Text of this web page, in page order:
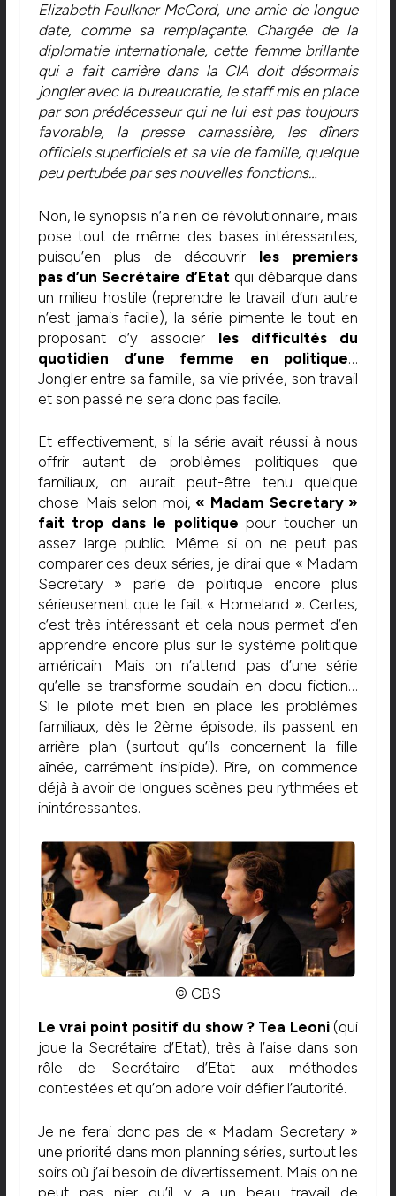
Elizabeth Faulkner McCord, une amie de longue
date, comme sa remplaçante. Chargée de la
diplomatie internationale, cette femme brillante
qui a fait carrière dans la CIA doit désormais
jongler avec la bureaucratie, le staff mis en place
par son prédécesseur qui ne lui est pas toujours
favorable, la presse carnassière, les dîners
officiels superficiels et sa vie de famille, quelque
peu pertubée par ses nouvelles fonctions…
Non, le synopsis n’a rien de révolutionnaire, mais
pose tout de même des bases intéressantes,
puisqu’en plus de découvrir les premiers
pas d’un Secrétaire d’Etat qui débarque dans
un milieu hostile (reprendre le travail d’un autre
n’est jamais facile), la série pimente le tout en
proposant d’y associer les difficultés du
quotidien d’une femme en politique…
Jongler entre sa famille, sa vie privée, son travail
et son passé ne sera donc pas facile.
Et effectivement, si la série avait réussi à nous
offrir autant de problèmes politiques que
familiaux, on aurait peut-être tenu quelque
chose. Mais selon moi, « Madam Secretary »
fait trop dans le politique pour toucher un
assez large public. Même si on ne peut pas
comparer ces deux séries, je dirai que « Madam
Secretary » parle de politique encore plus
sérieusement que le fait « Homeland ». Certes,
c’est très intéressant et cela nous permet d’en
apprendre encore plus sur le système politique
américain. Mais on n’attend pas d’une série
qu’elle se transforme soudain en docu-fiction…
Si le pilote met bien en place les problèmes
familiaux, dès le 2ème épisode, ils passent en
arrière plan (surtout qu’ils concernent la fille
aînée, carrément insipide). Pire, on commence
déjà à avoir de longues scènes peu rythmées et
inintéressantes.
© CBS
Le vrai point positif du show ? Tea Leoni(qui
joue la Secrétaire d’Etat), très à l’aise dans son
rôle de Secrétaire d’Etat aux méthodes
contestées et qu’on adore voir défier l’autorité.
Je ne ferai donc pas de « Madam Secretary »
une priorité dans mon planning séries, surtout les
soirs où j’ai besoin de divertissement. Mais on ne
peut pas nier qu’il y a un beau travail de